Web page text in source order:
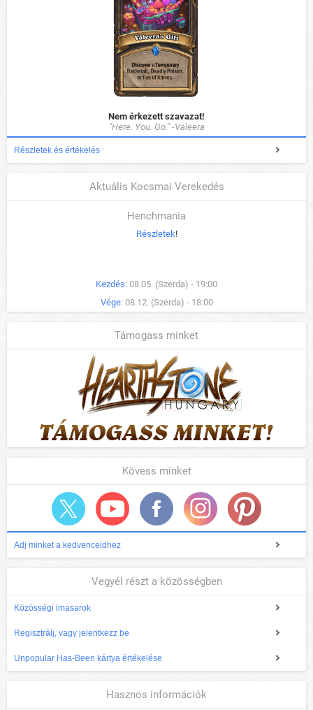
Nem érkezett szavazat!
"Here. You. Go." -Valeera
Részletek és értékelés
Aktuális Kocsmai Verekedés
Henchmania
Részletek!
Kezdés: 08.05. (Szerda) - 19:00
Vége: 08.12. (Szerda) - 18:00
Támogass minket
Kövess minket
Adj minket a kedvenceidhez
Vegyél részt a közösségben
Közösségi imasarok
Regisztrálj, vagy jelentkezz be
Unpopular Has-Been kártya értékelése
Hasznos információk